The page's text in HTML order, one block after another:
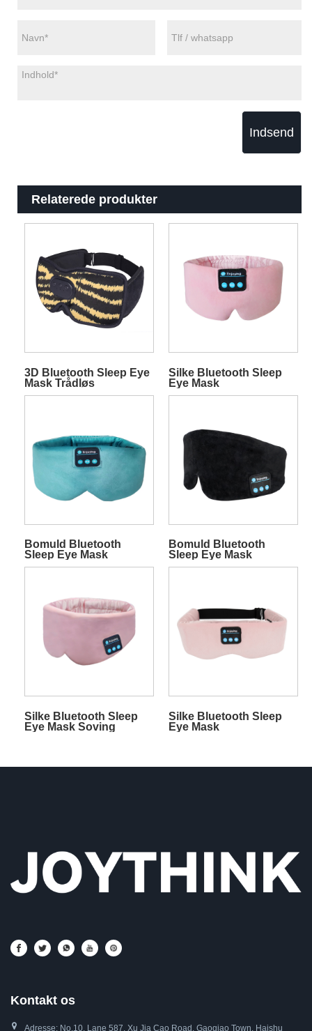
Indsend
Relaterede produkter
3D Bluetooth Sleep Eye
Mask Trådløs
musikmaske Gul
Silke Bluetooth Sleep
Eye Mask
Sovehovedtelefoner
Bomuld Bluetooth
Sleep Eye Mask
Sovehovedtelefoner
Bomuld Bluetooth
Sleep Eye Mask
Sovehovedtelefoner
Silke Bluetooth Sleep
Eye Mask Soving
Silke Bluetooth Sleep
Eye Mask
Kontakt os
Adresse: No.10, Lane 587, Xu Jia Cao Road, Gaoqiao Town, Haishu